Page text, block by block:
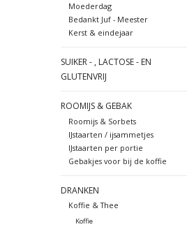
Moederdag
Bedankt Juf - Meester
Kerst & eindejaar
SUIKER - , LACTOSE - EN
GLUTENVRIJ
ROOMIJS & GEBAK
Roomijs & Sorbets
IJstaarten / ijsammetjes
IJstaarten per portie
Gebakjes voor bij de koffie
DRANKEN
Koffie & Thee
Koffie